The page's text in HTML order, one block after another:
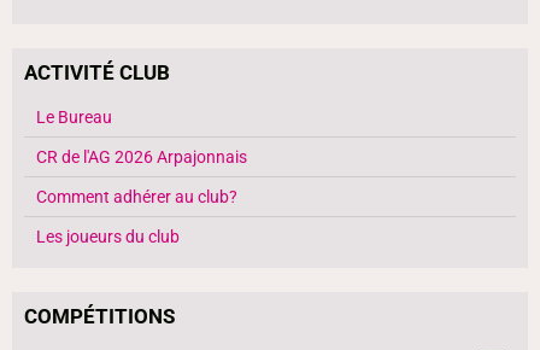
ACTIVITÉ CLUB
Le Bureau
CR de l'AG 2026 Arpajonnais
Comment adhérer au club?
Les joueurs du club
COMPÉTITIONS